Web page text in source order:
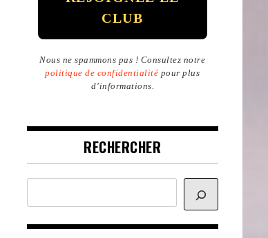
Nous ne spammons pas ! Consultez notre
politique de confidentialité pour plus
d’informations.
RECHERCHER
Rechercher